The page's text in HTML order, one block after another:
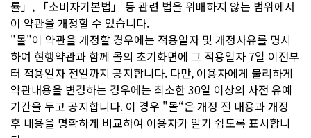
률」, 「소비자기본법」 등 관련 법을 위배하지 않는 범위에서
이 약관을 개정할 수 있습니다.
"몰"이 약관을 개정할 경우에는 적용일자 및 개정사유를 명시
하여 현행약관과 함께 몰의 초기화면에 그 적용일자 7일 이전부
터 적용일자 전일까지 공지합니다. 다만, 이용자에게 불리하게
약관내용을 변경하는 경우에는 최소한 30일 이상의 사전 유예
기간을 두고 공지합니다. 이 경우 "몰“은 개정 전 내용과 개정
후 내용을 명확하게 비교하여 이용자가 알기 쉽도록 표시합니